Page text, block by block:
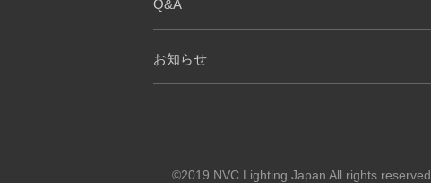
Q&A
お知らせ
©2019 NVC Lighting Japan All rights reserved.